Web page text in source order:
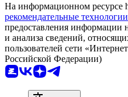
На информационном ресурсе
рекомендательные технологии
предоставления информации
и анализа сведений,
пользователей сети
Российской Федерации)